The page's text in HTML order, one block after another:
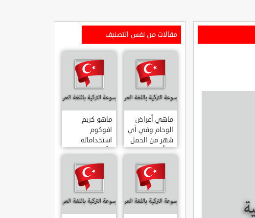
مقالات من نفس التصنيف
ماهي أعراض
الوحام وفي أي
شهر من الحمل
يبدأ
ماهو كريم
افوكوم
استخداماته
وآثاره الجانبية